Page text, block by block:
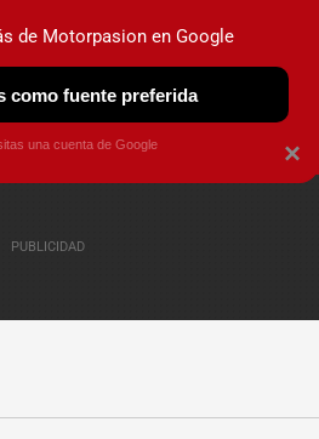
OBSERVATORIO
×
de Motorpasion en Google
como fuente preferida
una cuenta de Google